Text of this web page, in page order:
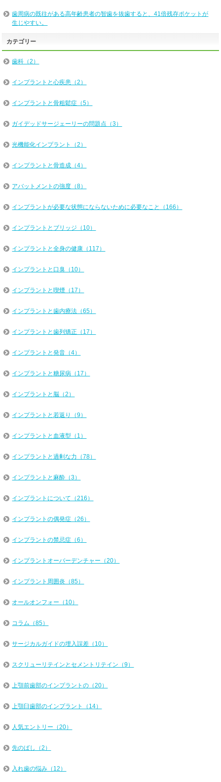
歯周病の既往がある高年齢患者の智歯を抜歯すると、41倍残存ポケットが
生じやすい。
カテゴリー
歯科（2）
インプラントと心疾患（2）
インプラントと骨粗鬆症（5）
ガイデッドサージェーリーの問題点（3）
光機能化インプラント（2）
インプラントと骨造成（4）
アバットメントの強度（8）
インプラントが必要な状態にならないために必要なこと（166）
インプラントとブリッジ（10）
インプラントと全身の健康（117）
インプラントと口臭（10）
インプラントと喫煙（17）
インプラントと歯内療法（65）
インプラントと歯列矯正（17）
インプラントと発音（4）
インプラントと糖尿病（17）
インプラントと脳（2）
インプラントと若返り（9）
インプラントと血液型（1）
インプラントと過剰な力（78）
インプラントと麻酔（3）
インプラントについて（216）
インプラントの偶発症（26）
インプラントの禁忌症（6）
インプラントオーバーデンチャー（20）
インプラント周囲炎（85）
オールオンフォー（10）
コラム（85）
サージカルガイドの埋入誤差（10）
スクリューリテインとセメントリテイン（9）
上顎前歯部のインプラントの（20）
上顎臼歯部のインプラント（14）
人気エントリー（20）
先のばし（2）
入れ歯の悩み（12）